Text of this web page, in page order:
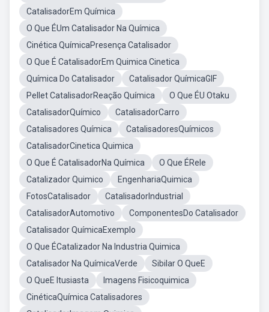
CatalisadorEm Química
O Que ÉUm Catalisador Na Química
Cinética QuímicaPresença Catalisador
O Que É CatalisadorEm Quimica Cinetica
Química Do Catalisador
Catalisador QuímicaGIF
Pellet CatalisadorReação Química
O Que ÉU Otaku
CatalisadorQuímico
CatalisadorCarro
Catalisadores Química
CatalisadoresQuímicos
CatalisadorCinetica Quimica
O Que É CatalisadorNa Química
O Que ÉRele
Catalizador Quimico
EngenhariaQuimica
FotosCatalisador
CatalisadorIndustrial
CatalisadorAutomotivo
ComponentesDo Catalisador
Catalisador QuímicaExemplo
O Que ÉCatalizador Na Industria Quimica
Catalisador Na QuímicaVerde
Sibilar O QueE
O QueE Itusiasta
Imagens Fisicoquimica
CinéticaQuímica Catalisadores